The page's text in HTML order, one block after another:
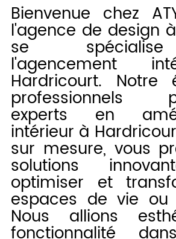
Bienvenue chez
l'agence de design
se
l'agencement
Hardricourt. Notre
professionnels
experts en
intérieur à
sur mesure, vous
solutions
optimiser et
espaces de vie ou
Nous allions
fonctionnalité